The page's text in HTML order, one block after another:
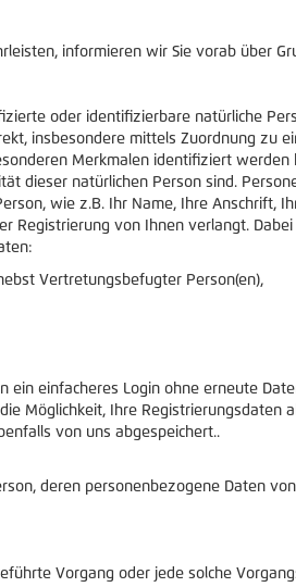
informieren wir Sie vorab über
oder identifizierbare natürliche
insbesondere mittels Zuordnung zu
Merkmalen identifiziert werden
dieser natürlichen Person sind.
wie z.B. Ihr Name, Ihre Anschrift,
Registrierung von Ihnen verlangt.
Vertretungsbefugter Person(en),
einfacheres Login ohne erneute
Möglichkeit, Ihre Registrierungsdaten
von uns abgespeichert..
deren personenbezogene Daten
Vorgang oder jede solche